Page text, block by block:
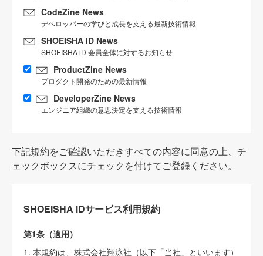
CodeZine News
デベロッパーの学びと成長を支える最新技術情報
SHOEISHA iD News
SHOEISHA iD 会員全体に対するお知らせ
ProductZine News
プロダクト開発のための最新情報
DeveloperZine News
エンジニア組織の意思決定を支える技術情報
下記規約をご確認いただきすべての内容に同意の上、チ
ェックボックスにチェックを付けてご登録ください。
SHOEISHA iDサービス利用規約
第1条（適用）
1. 本規約は、株式会社翔泳社（以下「当社」といいます）